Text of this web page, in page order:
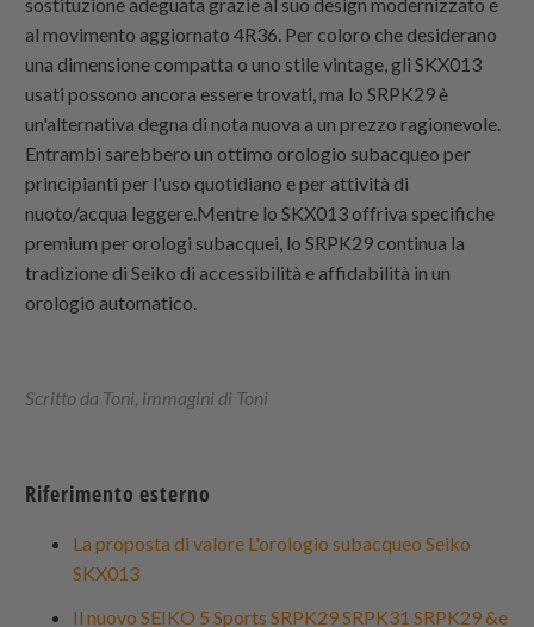
al movimento aggiornato 4R36. Per coloro che desiderano
una dimensione compatta o uno stile vintage, gli SKX013
usati possono ancora essere trovati, ma lo SRPK29 è
un'alternativa degna di nota nuova a un prezzo ragionevole.
Entrambi sarebbero un ottimo orologio subacqueo per
principianti per l'uso quotidiano e per attività di
nuoto/acqua leggere.Mentre lo SKX013 offriva specifiche
premium per orologi subacquei, lo SRPK29 continua la
tradizione di Seiko di accessibilità e affidabilità in un
orologio automatico.
Scritto da Toni, immagini di Toni
Riferimento esterno
La proposta di valore L'orologio subacqueo Seiko
SKX013
Il nuovo SEIKO 5 Sports SRPK29 SRPK31 SRPK29 &e